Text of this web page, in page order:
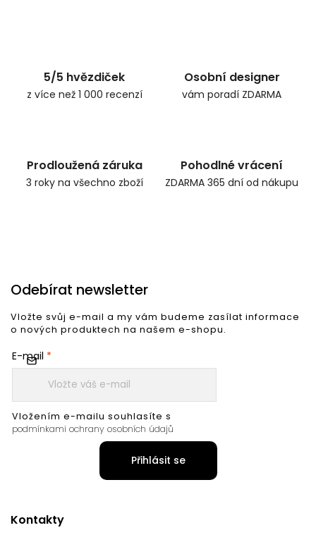
5/5 hvězdiček
z více než 1 000 recenzí
Osobní designer
vám poradí ZDARMA
Prodloužená záruka
3 roky na všechno zboží
Pohodlné vrácení
ZDARMA 365 dní od nákupu
Kontakty
Odebírat newsletter
Vložte svůj e-mail a my vám budeme zasílat informace
o nových produktech na našem e-shopu.
E-mail
Vložením e-mailu souhlasíte s
podmínkami ochrany osobních údajů
Přihlásit se